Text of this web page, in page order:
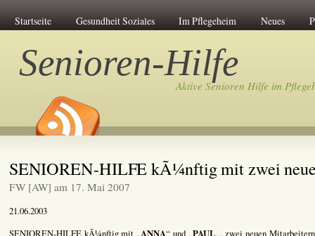
Startseite Gesundheit Soziales Im Pflegeheim Neues
Senioren-Hilfe
Aktive Senioren Hilfe im
SENIOREN-HILFE kÃ¼nftig mit zwei
FW [AW] am 17. Mai 2007
21.06.2003
ANNA PAUL